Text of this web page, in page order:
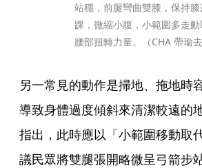
站穩，前腿彎曲雙膝，保持
踝，微縮小腹，小範圍多走
腰部扭轉力量。（CHA 帶瑜去
另一常見的動作是掃地、拖地時
導致身體過度傾斜來清潔較遠的
指出，此時應以「小範圍移動取
議民眾將雙腿張開略微呈弓箭步